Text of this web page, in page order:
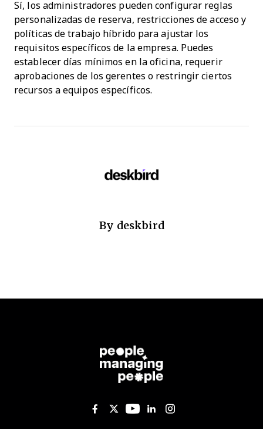
Sí, los administradores pueden configurar reglas
personalizadas de reserva, restricciones de acceso y
políticas de trabajo híbrido para ajustar los
requisitos específicos de la empresa. Puedes
establecer días mínimos en la oficina, requerir
aprobaciones de los gerentes o restringir ciertos
recursos a equipos específicos.
By deskbird
Like us on Facebook
Follow us on Twitter
Follow us on
Add us on
Follow us on